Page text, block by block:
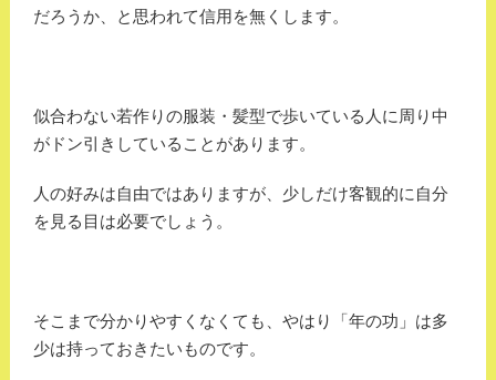
だろうか、と思われて信用を無くします。
似合わない若作りの服装・髪型で歩いている人に周り中
がドン引きしていることがあります。
人の好みは自由ではありますが、少しだけ客観的に自分
を見る目は必要でしょう。
そこまで分かりやすくなくても、やはり「年の功」は多
少は持っておきたいものです。